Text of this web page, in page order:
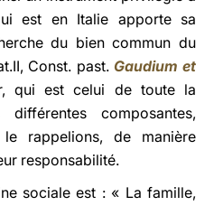
est en Italie apporte sa
du bien commun du
Const. past. Gaudium et
qui est celui de toute la
composantes,
rappelions, de manière
responsabilité.
sociale est : « La famille,